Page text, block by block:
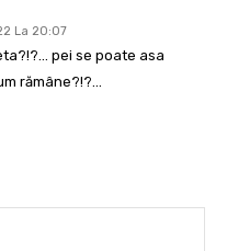
La 20:07
pei se poate asa
rămâne?!?…